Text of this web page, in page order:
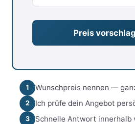
1 Wunschpreis nennen —
2 Ich prüfe dein Angebot
3 Schnelle Antwort innerhalb